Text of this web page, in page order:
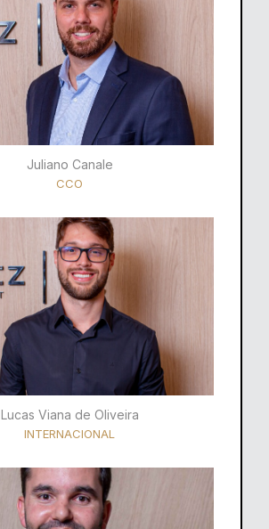
Juliano Canale
CCO
Lucas Viana de Oliveira
INTERNACIONAL